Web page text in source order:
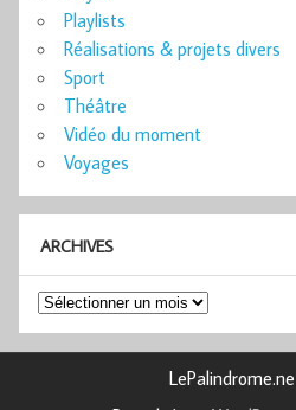
Playlists
Réalisations & projets divers
Sport
Théâtre
Vidéo du moment
Voyages
ARCHIVES
Archives